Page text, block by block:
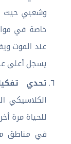
وشعبي حيث
خاصة في
عند الموت
يسجل أعلى
تحدي
الكلاسيكي
للحياة مرة
في مناطق